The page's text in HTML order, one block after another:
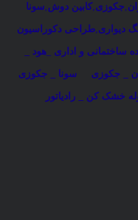
جکوزی ,کابین دوش سونا
دیواری ,طراحی دکوراسیون
ساختمانی و اداری _هود _
_ جکوزی سونا _ جکوزی
خشک کن _ رادیاتور